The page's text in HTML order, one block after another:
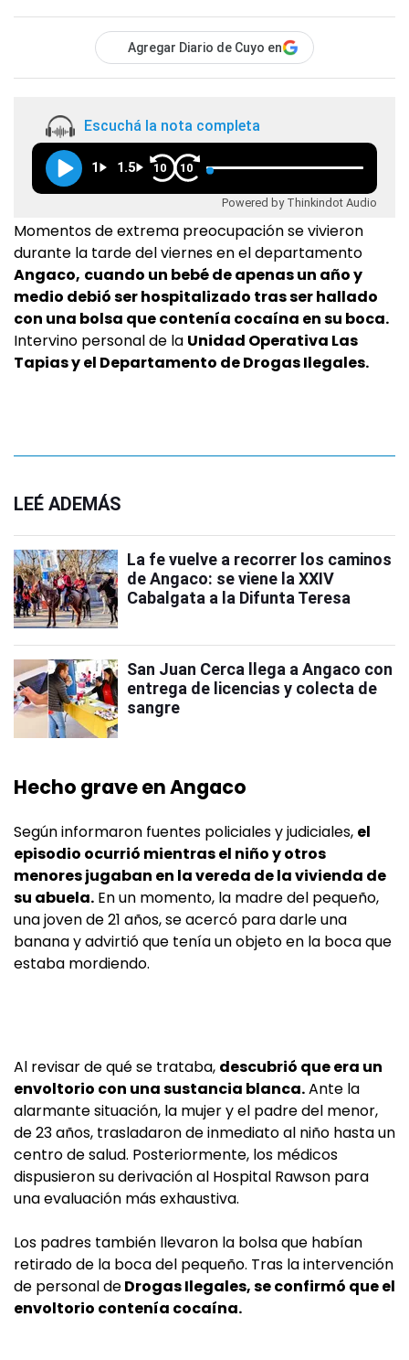
Agregar Diario de Cuyo en
Escuchá la nota completa
1 1.5 10 10
Powered by Thinkindot Audio
Momentos de extrema preocupación se vivieron
durante la tarde del viernes en el departamento
Angaco, cuando un bebé de apenas un año y
medio debió ser hospitalizado tras ser hallado
con una bolsa que contenía cocaína en su boca.
Intervino personal de la Unidad Operativa Las
Tapias y el Departamento de Drogas Ilegales.
LEÉ ADEMÁS
La fe vuelve a recorrer los caminos
de Angaco: se viene la XXIV
Cabalgata a la Difunta Teresa
San Juan Cerca llega a Angaco con
entrega de licencias y colecta de
sangre
Hecho grave en Angaco
Según informaron fuentes policiales y judiciales, el
episodio ocurrió mientras el niño y otros
menores jugaban en la vereda de la vivienda de
su abuela. En un momento, la madre del pequeño,
una joven de 21 años, se acercó para darle una
banana y advirtió que tenía un objeto en la boca que
estaba mordiendo.
Al revisar de qué se trataba, descubrió que era un
envoltorio con una sustancia blanca.Ante la
alarmante situación, la mujer y el padre del menor,
de 23 años, trasladaron de inmediato al niño hasta un
centro de salud. Posteriormente, los médicos
dispusieron su derivación al Hospital Rawson para
una evaluación más exhaustiva.
Los padres también llevaron la bolsa que habían
retirado de la boca del pequeño. Tras la intervención
de personal deDrogas Ilegales, se confirmó que el
envoltorio contenía cocaína.